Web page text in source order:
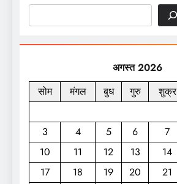
अगस्त 2026
सोम
मंगल बुध गुरु शुक्र
3
4 5 6 7
10
11 12 13 14
17
18 19 20 21